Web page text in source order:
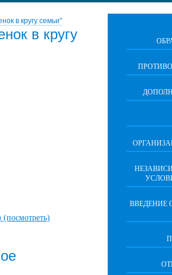
в кругу семьи"
в кругу
(посмотреть)
ВВЕДЕНИЕ